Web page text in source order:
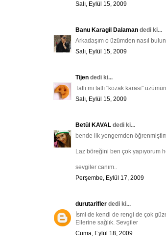
Salı, Eylül 15, 2009
Banu Karagil Dalaman dedi ki...
Arkadaşım o üzümden nasıl
Salı, Eylül 15, 2009
Tijen dedi ki...
Tatlı mı tatlı "kozak karası"
Salı, Eylül 15, 2009
Betül KAVAL dedi ki...
bende ilk yengemden
Laz böreğini ben çok yapıyorum
sevgiler canım..
Perşembe, Eylül 17, 2009
durutarifler dedi ki...
İsmi de kendi de rengi de çok
Ellerine sağlık. Sevgiler
Cuma, Eylül 18, 2009